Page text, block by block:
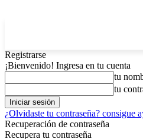
Registrarse
¡Bienvenido! Ingresa en tu cuenta
tu
tu
¿Olvidaste tu contraseña? consigue
Recuperación de contraseña
Recupera tu contraseña